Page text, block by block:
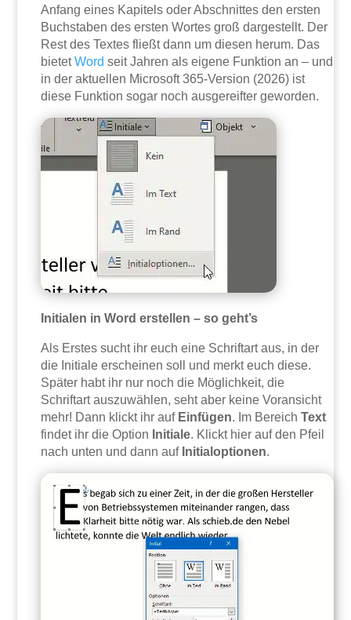
Anfang eines Kapitels oder Abschnittes den ersten
Buchstaben des ersten Wortes groß dargestellt. Der
Rest des Textes fließt dann um diesen herum. Das
bietetWord seit Jahren als eigene Funktion an – und
in der aktuellen Microsoft 365-Version (2026) ist
diese Funktion sogar noch ausgereifter geworden.
Initialen in Word erstellen – so geht’s
Als Erstes sucht ihr euch eine Schriftart aus, in der
die Initiale erscheinen soll und merkt euch diese.
Später habt ihr nur noch die Möglichkeit, die
Schriftart auszuwählen, seht aber keine Voransicht
mehr! Dann klickt ihr auf Einfügen. Im BereichText
findet ihr die Option Initiale. Klickt hier auf den Pfeil
nach unten und dann auf Initialoptionen.